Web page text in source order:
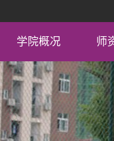
学院概况 师
领导信箱